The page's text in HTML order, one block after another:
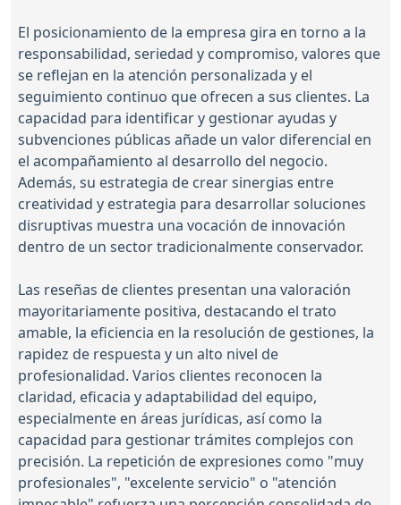
El posicionamiento de la empresa gira en torno a la
responsabilidad, seriedad y compromiso, valores que
se reflejan en la atención personalizada y el
seguimiento continuo que ofrecen a sus clientes. La
capacidad para identificar y gestionar ayudas y
subvenciones públicas añade un valor diferencial en
el acompañamiento al desarrollo del negocio.
Además, su estrategia de crear sinergias entre
creatividad y estrategia para desarrollar soluciones
disruptivas muestra una vocación de innovación
dentro de un sector tradicionalmente conservador.
Las reseñas de clientes presentan una valoración
mayoritariamente positiva, destacando el trato
amable, la eficiencia en la resolución de gestiones, la
rapidez de respuesta y un alto nivel de
profesionalidad. Varios clientes reconocen la
claridad, eficacia y adaptabilidad del equipo,
especialmente en áreas jurídicas, así como la
capacidad para gestionar trámites complejos con
precisión. La repetición de expresiones como "muy
profesionales", "excelente servicio" o "atención